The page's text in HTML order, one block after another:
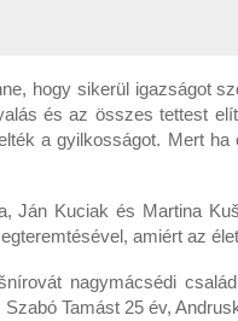
hogy sikerül igazságot
és az összes tettest
a gyilkosságot. Mert ha
Ján Kuciak és Martina
amiért az
nagymácsédi
Tamást 25 év,